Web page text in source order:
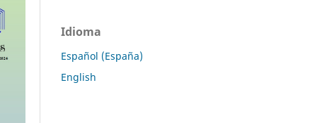
Idioma
Español (España)
English